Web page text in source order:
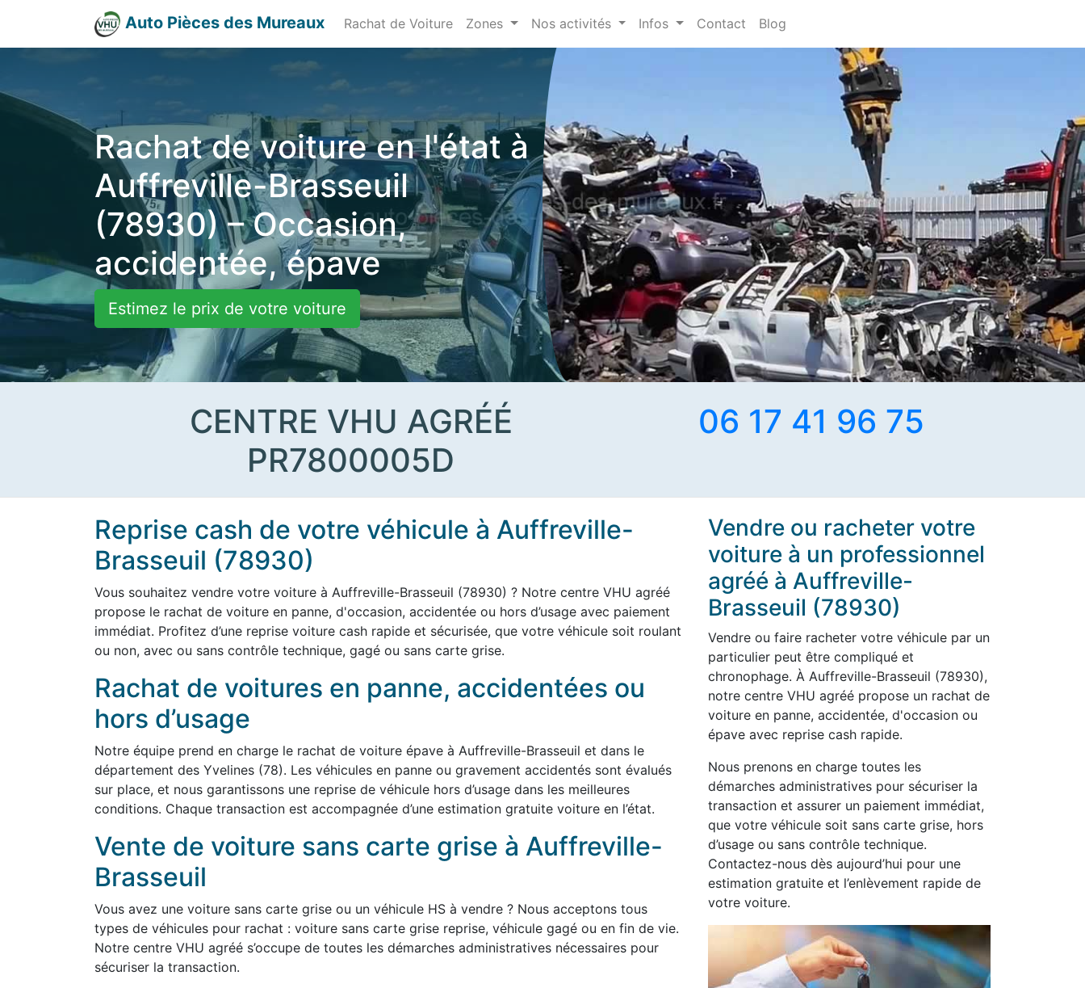
Auto Pièces des Mureaux Rachat de Voiture Zones Nos activités Infos Contact Blog
Rachat de voiture en l'état à
Auffreville-Brasseuil
(78930) – Occasion,
accidentée, épave
Estimez le prix de votre voiture
CENTRE VHU AGRÉÉ
PR7800005D
06 17 41 96 75
Reprise cash de votre véhicule à Auffreville-
Brasseuil (78930)
Vous souhaitez vendre votre voiture à Auffreville-Brasseuil (78930) ? Notre centre VHU agréé
propose le rachat de voiture en panne, d'occasion, accidentée ou hors d’usage avec paiement
immédiat. Profitez d’une reprise voiture cash rapide et sécurisée, que votre véhicule soit roulant
ou non, avec ou sans contrôle technique, gagé ou sans carte grise.
Rachat de voitures en panne, accidentées ou
hors d’usage
Notre équipe prend en charge le rachat de voiture épave à Auffreville-Brasseuil et dans le
département des Yvelines (78). Les véhicules en panne ou gravement accidentés sont évalués
sur place, et nous garantissons une reprise de véhicule hors d’usage dans les meilleures
conditions. Chaque transaction est accompagnée d’une estimation gratuite voiture en l’état.
Vente de voiture sans carte grise à Auffreville-
Brasseuil
Vous avez une voiture sans carte grise ou un véhicule HS à vendre ? Nous acceptons tous
types de véhicules pour rachat : voiture sans carte grise reprise, véhicule gagé ou en fin de vie.
Notre centre VHU agréé s’occupe de toutes les démarches administratives nécessaires pour
sécuriser la transaction.
Vendre ou racheter votre
voiture à un professionnel
agréé à Auffreville-
Brasseuil (78930)
Vendre ou faire racheter votre véhicule par un
particulier peut être compliqué et
chronophage. À Auffreville-Brasseuil (78930),
notre centre VHU agréé propose un rachat de
voiture en panne, accidentée, d'occasion ou
épave avec reprise cash rapide.
Nous prenons en charge toutes les
démarches administratives pour sécuriser la
transaction et assurer un paiement immédiat,
que votre véhicule soit sans carte grise, hors
d’usage ou sans contrôle technique.
Contactez-nous dès aujourd’hui pour une
estimation gratuite et l’enlèvement rapide de
votre voiture.